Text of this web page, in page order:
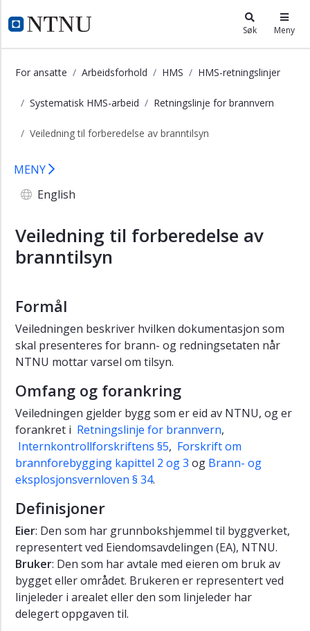
i.ntnu.no Søk Meny
For ansatte Arbeidsforhold HMS HMS-retningslinjer
Systematisk HMS-arbeid Retningslinje for brannvern
Veiledning til forberedelse av branntilsyn
Veiledning til forberedelse av
×
Lover
og
for
HMS
HMS-
HMS-
arbeid
Retningslinje
HMS-
Retningslinje
for
gjennomgang
det
systematiske
HMS-
arbeidet
Retningslinje
for
tilrettelegging
og
samarbeid
mellom
linjeleder
og
verneombud
MENY
English
Veiledning til forberedelse av
branntilsyn
Formål
Veiledningen beskriver hvilken dokumentasjon som
skal presenteres for brann- og redningsetaten når
NTNU mottar varsel om tilsyn.
Omfang og forankring
Veiledningen gjelder bygg som er eid av NTNU, og er
forankret i Retningslinje for brannvern,
Internkontrollforskriftens §5, Forskrift om
brannforebygging kapittel 2 og 3 og Brann- og
eksplosjonsvernloven § 34.
Definisjoner
Eier: Den som har grunnbokshjemmel til byggverket,
representert ved Eiendomsavdelingen (EA), NTNU.
Bruker: Den som har avtale med eieren om bruk av
bygget eller området. Brukeren er representert ved
linjeleder i arealet eller den som linjeleder har
delegert oppgaven til.